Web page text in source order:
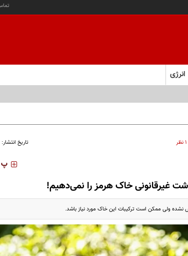
انرژی
۱ نظر تاریخ انتشار:
‍‍‍ پ
غیرقانونی خاک هرمز را نمی‌دهیم!
نشده ولی ممکن است ترکیبات این خاک مورد نیاز باشد.